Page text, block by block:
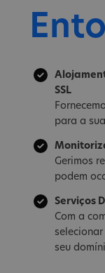
SSL
para a
Gerimos
podem
Serviços
Com a
seu